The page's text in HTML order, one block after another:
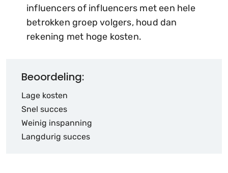
influencers of influencers met een hele
betrokken groep volgers, houd dan
rekening met hoge kosten.
Beoordeling:
Lage kosten
Snel succes
Weinig inspanning
Langdurig succes